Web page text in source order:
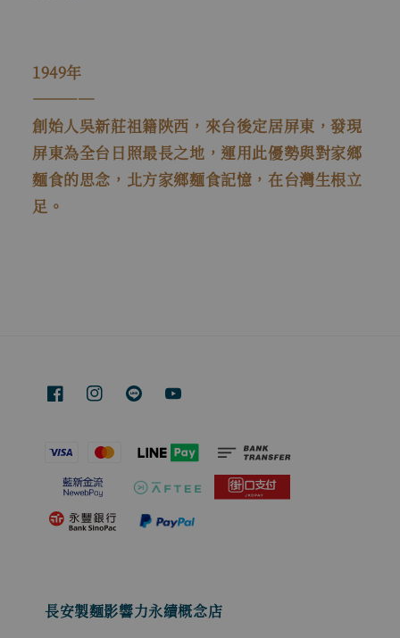
1949年
――――
創始人吳新莊祖籍陝西，來台後定居屏東，發現
屏東為全台日照最長之地，運用此優勢與對家鄉
麵食的思念，北方家鄉麵食記憶，在台灣生根立
足。
長安製麵影響力永續概念店